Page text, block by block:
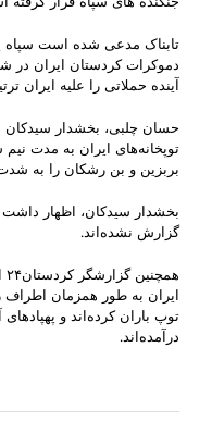
تابناک مدعی شده است سپاه
دموکرات کردستان ایران در
آینده حملاتی را علیه ایران
توپخانه‌های ایران به مدت
بربزین و بن رشکان را به
بخشدار سیدکان، اظهار
گزارش نشده‌اند.
ایران به طور همزمان
توپ باران کرده‌اند و
درآمده‌اند.